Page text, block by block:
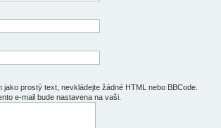
jako prostý text, nevkládejte žádné HTML nebo BBCode.
e-mail bude nastavena na vaši.